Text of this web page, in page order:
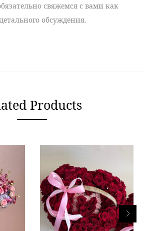
свяжемся с вами как
обсуждения.
Products